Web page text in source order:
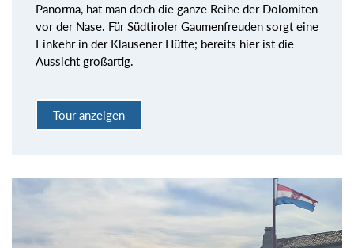
Panorma, hat man doch die ganze Reihe der Dolomiten
vor der Nase. Für Südtiroler Gaumenfreuden sorgt eine
Einkehr in der Klausener Hütte; bereits hier ist die
Aussicht großartig.
Tour anzeigen